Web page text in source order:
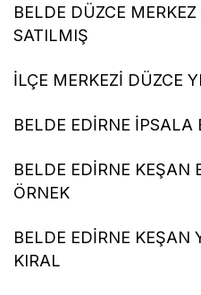
BELDE DÜZCE
SATILMIŞ
İLÇE MERKEZİ DÜZCE
BELDE EDİRNE İPSALA
BELDE EDİRNE
ÖRNEK
BELDE EDİRNE KEŞAN
KIRAL